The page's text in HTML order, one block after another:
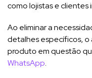
como lojistas e clientes
Ao eliminar a
detalhes específicos,
produto em questão
WhatsApp.